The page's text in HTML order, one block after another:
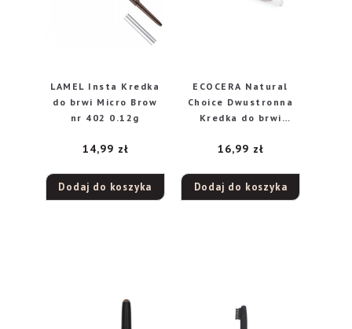
LAMEL Insta Kredka
do brwi Micro Brow
nr 402 0.12g
14,99 zł
Dodaj do koszyka
ECOCERA Natural
Choice Dwustronna
Kredka do brwi
16,99 zł
Dodaj do koszyka